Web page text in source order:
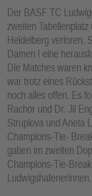
Der BASF TC
zweiten
Heidelberg verloren.
Damen I eine
Die Matches waren
war trotz eines
noch alles offen. Es
Rachor und Dr. Jil
Struplova und Aneta
Champions-Tie-
gaben im zweiten
Champions-Tie-
Ludwigshafenerinnen.